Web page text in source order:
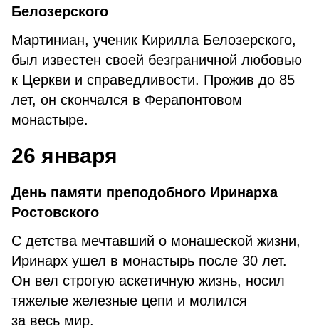
Белозерского
Мартиниан, ученик Кирилла Белозерского,
был известен своей безграничной любовью
к Церкви и справедливости. Прожив до 85
лет, он скончался в Ферапонтовом
монастыре.
26 января
День памяти преподобного Иринарха
Ростовского
С детства мечтавший о монашеской жизни,
Иринарх ушел в монастырь после 30 лет.
Он вел строгую аскетичную жизнь, носил
тяжелые железные цепи и молился
за весь мир.